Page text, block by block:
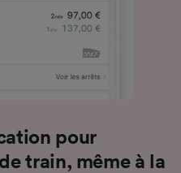
pour
train, même à la